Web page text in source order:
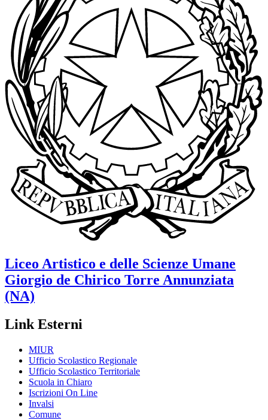
Liceo Artistico e delle Scienze Umane
Giorgio de Chirico Torre Annunziata
(NA)
Link Esterni
MIUR
Ufficio Scolastico Regionale
Ufficio Scolastico Territoriale
Scuola in Chiaro
Iscrizioni On Line
Invalsi
Comune